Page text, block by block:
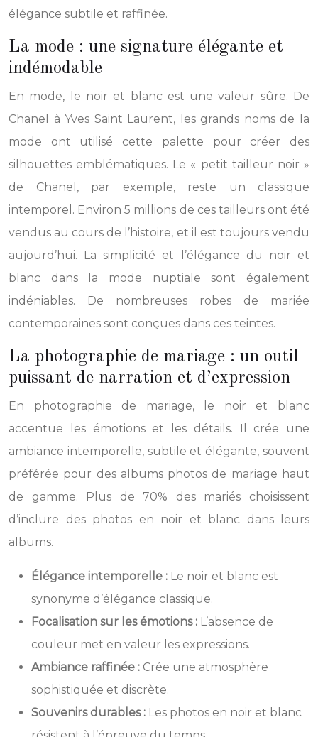
élégance subtile et raffinée.
La mode : une signature élégante et
indémodable
En mode, le noir et blanc est une valeur sûre. De
Chanel à Yves Saint Laurent, les grands noms de la
mode ont utilisé cette palette pour créer des
silhouettes emblématiques. Le « petit tailleur noir »
de Chanel, par exemple, reste un classique
intemporel. Environ 5 millions de ces tailleurs ont été
vendus au cours de l’histoire, et il est toujours vendu
aujourd’hui. La simplicité et l’élégance du noir et
blanc dans la mode nuptiale sont également
indéniables. De nombreuses robes de mariée
contemporaines sont conçues dans ces teintes.
La photographie de mariage : un outil
puissant de narration et d’expression
En photographie de mariage, le noir et blanc
accentue les émotions et les détails. Il crée une
ambiance intemporelle, subtile et élégante, souvent
préférée pour des albums photos de mariage haut
de gamme. Plus de 70% des mariés choisissent
d’inclure des photos en noir et blanc dans leurs
albums.
Élégance intemporelle : Le noir et blanc est
synonyme d’élégance classique.
Focalisation sur les émotions : L’absence de
couleur met en valeur les expressions.
Ambiance raffinée : Crée une atmosphère
sophistiquée et discrète.
Souvenirs durables : Les photos en noir et blanc